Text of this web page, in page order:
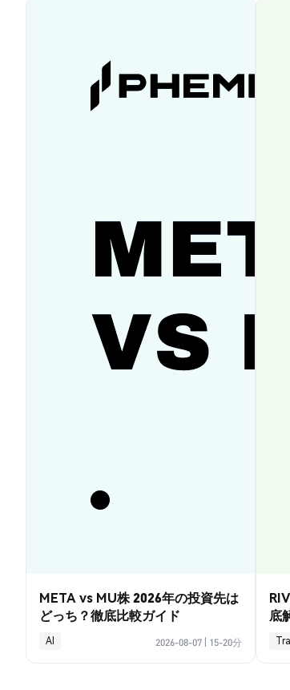
META vs MU株 2026年の投資先は
どっち？徹底比較ガイド
AI 2026-08-07 15-20分
底